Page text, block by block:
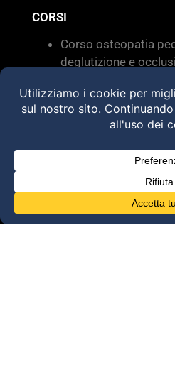
CORSI
Corso osteopatia
deglutizione e
disfunzioni dei
Torino 28 MARZO
HVLA – Moduli
@2025 Dott. Alessandro